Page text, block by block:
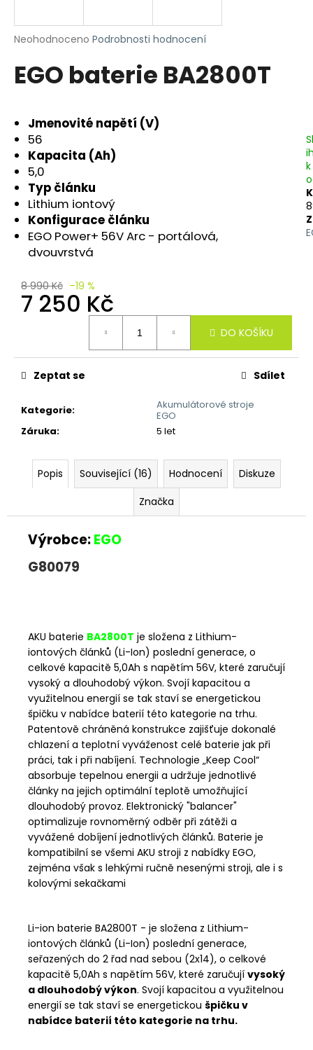
Průměrné
produktu
je
5
hvězdiček.
Neohodnoceno Podrobnosti hodnocení
EGO baterie BA2800T
Jmenovité napětí (V)
56
Kapacita (Ah)
5,0
Typ článku
Lithium iontový
Konfigurace článku
EGO Power+ 56V Arc - portálová,
dvouvrstvá
k
8 990 Kč –19 %
7 250 Kč
DO KOŠÍKU
Kategorie:
Akumulátorové stroje
EGO
Záruka: 5 let
Zeptat se Sdílet
A
Popis Související (16) Hodnocení
Diskuze
Značka
Výrobce:EGO
G80079
AKU baterie BA2800T je složena z Lithium-
iontových článků (Li-Ion) poslední generace, o
celkové kapacitě 5,0Ah s napětím 56V, které zaručují
vysoký a dlouhodobý výkon. Svojí kapacitou a
využitelnou energií se tak staví se energetickou
špičku v nabídce baterií této kategorie na trhu.
Patentově chráněná konstrukce zajišťuje dokonalé
chlazení a teplotní vyváženost celé baterie jak při
práci, tak i při nabíjení. Technologie „Keep Cool“
absorbuje tepelnou energii a udržuje jednotlivé
články na jejich optimální teplotě umožňující
dlouhodobý provoz. Elektronický "balancer"
optimalizuje rovnoměrný odběr při zátěži a
vyvážené dobíjení jednotlivých článků. Baterie je
kompatibilní se všemi AKU stroji z nabídky EGO,
zejména však s lehkými ručně nesenými stroji, ale i s
kolovými sekačkami
Li-ion baterie BA2800T - je složena z Lithium-
iontových článků (Li-Ion) poslední generace,
seřazených do 2 řad nad sebou (2x14), o celkové
kapacitě 5,0Ah s napětím 56V, které zaručují vysoký
a dlouhodobý výkon. Svojí kapacitou a využitelnou
energií se tak staví se energetickou špičku v
nabídce baterií této kategorie na trhu.
j
t
?
D
o
u
e
m